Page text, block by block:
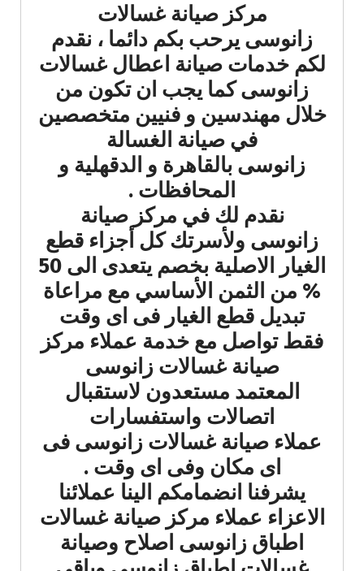
مركز صيانة غسالات
زانوسى يرحب بكم دائما ، نقدم
لكم خدمات صيانة اعطال غسالات
زانوسى كما يجب ان تكون من
خلال مهندسين و فنيين متخصصين
في صيانة الغسالة
زانوسى بالقاهرة و الدقهلية و
المحافظات .
نقدم لك في مركز صيانة
زانوسى ولأسرتك كل أجزاء قطع
الغيار الاصلية بخصم يتعدى الى 50
% من الثمن الأساسي مع مراعاة
تبديل قطع الغيار فى اى وقت
فقط تواصل مع خدمة عملاء مركز
صيانة غسالات زانوسى
المعتمد مستعدون لاستقبال
اتصالات واستفسارات
عملاء صيانة غسالات زانوسى فى
اى مكان وفى اى وقت .
يشرفنا انضمامكم الينا عملائنا
الاعزاء عملاء مركز صيانة غسالات
اطباق زانوسى اصلاح وصيانة